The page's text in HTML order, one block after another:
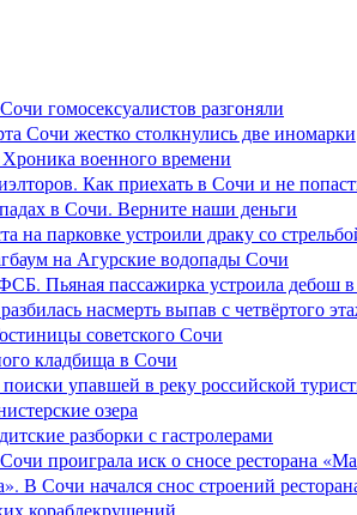
гомосексуалистов разгоняли
Сочи жестко столкнулись две иномарки
военного времени
Как приехать в Сочи и не
в Сочи. Верните наши деньги
на парковке устроили драку со
на Агурские водопады Сочи
Пьяная пассажирка устроила дебош
насмерть выпав с четвёртого
советского Сочи
кладбища в Сочи
упавшей в реку российской
озера
разборки с гастролерами
проиграла иск о сносе ресторана
В Сочи начался снос строений
кораблекрушений